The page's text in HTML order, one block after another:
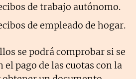
de trabajo autónomo.
de empleado de hogar.
se podrá comprobar si se
el pago de las cuotas con la